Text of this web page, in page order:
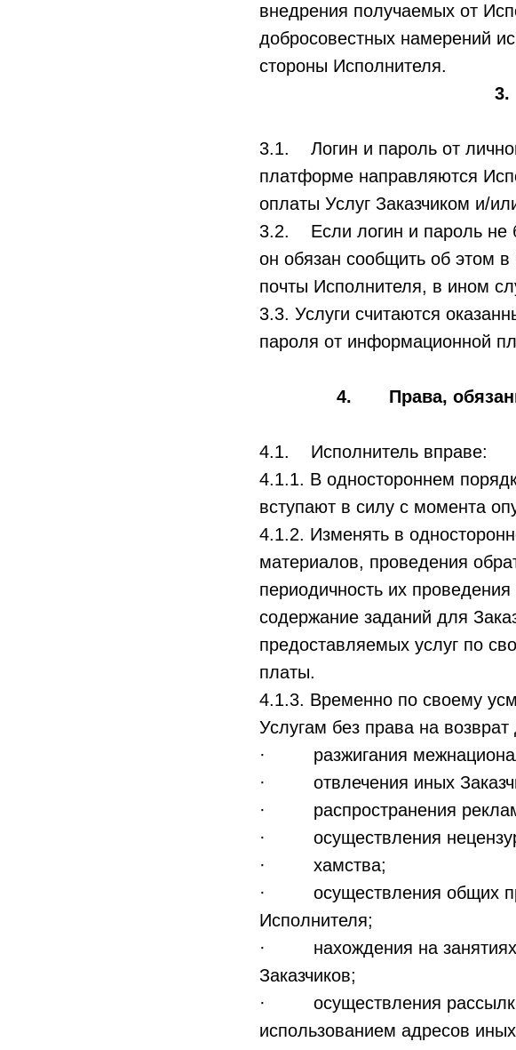
внедрения получаемых от
добросовестных намерений
стороны Исполнителя.
3.1. Логин и пароль от
платформе направляются
оплаты Услуг Заказчиком и/
3.2. Если логин и пароль не
он обязан сообщить об этом
почты Исполнителя, в ином
3.3. Услуги считаются
пароля от информационной
4. Права,
4.1. Исполнитель вправе:
4.1.1. В одностороннем
вступают в силу с момента
4.1.2. Изменять в
материалов, проведения
периодичность их
содержание заданий для
предоставляемых услуг по
платы.
4.1.3. Временно по своему
Услугам без права на
· разжигания
· отвлечения иных
· распространения
· осуществления
· хамства;
· осуществления общих
Исполнителя;
· нахождения на занятиях
Заказчиков;
· осуществления
использованием адресов